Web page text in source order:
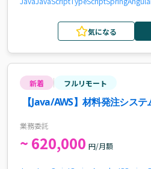
気になる
新着 フルリモート
【Java/AWS】材料発注シス
業務委託
~ 620,000 円/月額